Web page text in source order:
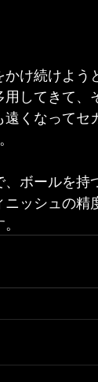
け続けよう
してきて
くなって
ボールを
ッシュの精